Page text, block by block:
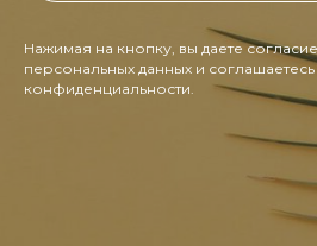
Нажимая на кнопку, вы даете
персональных данных и
конфиденциальности.